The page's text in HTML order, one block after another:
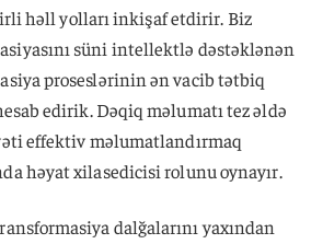
həll yolları inkişaf etdirir. Biz
süni intellektlə dəstəklənən
proseslərinin ən vacib tətbiq
edirik. Dəqiq məlumatı tez əldə
effektiv məlumatlandırmaq
həyat xilasedicisi rolunu oynayır.
dalğalarını yaxından